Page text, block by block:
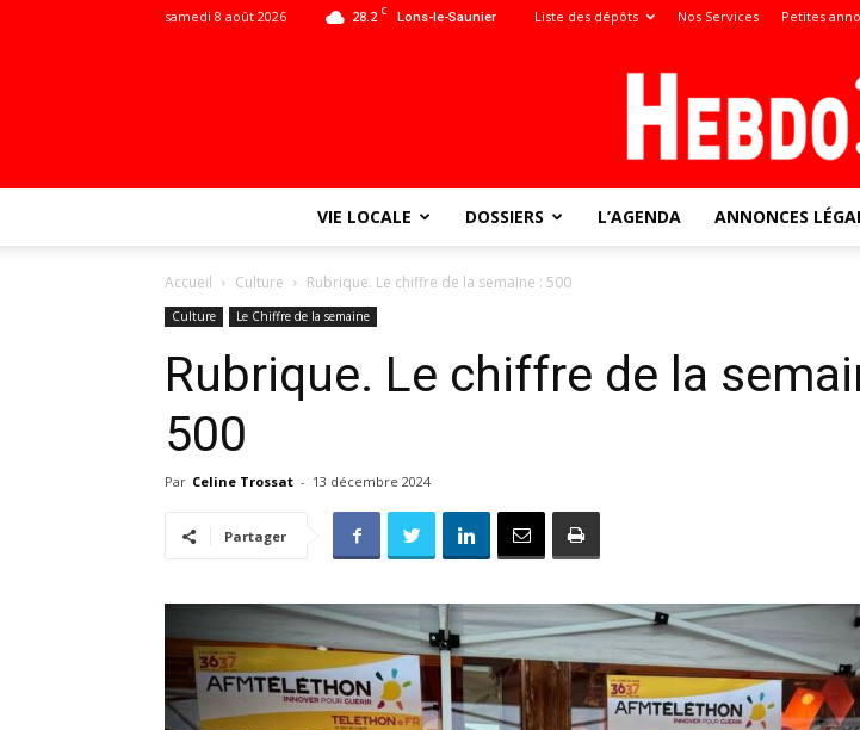
28.2 C Lons-le-Saunier
samedi 8 août 2026 Liste des dépôts Nos Services Petites
l'info
VIE LOCALE DOSSIERS L’AGENDA ANNONCES
Accueil Culture Rubrique. Le chiffre de la semaine : 500
Culture Le Chiffre de la semaine
Rubrique. Le chiffre de la
500
Par Celine Trossat - 13 décembre 2024
Partager